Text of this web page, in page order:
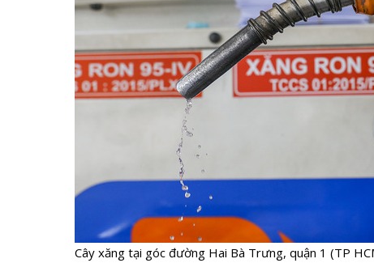
Cây xăng tại góc đường Hai Bà Trưng, quận 1 (TP